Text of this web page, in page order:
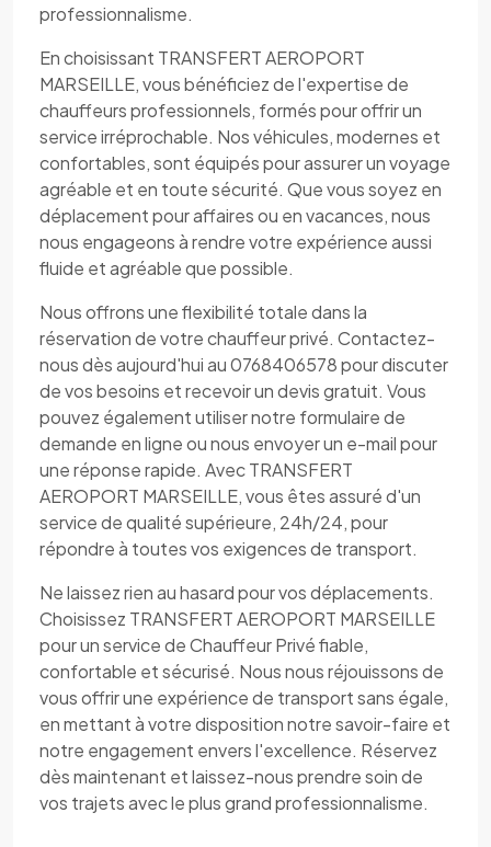
professionnalisme.
En choisissant TRANSFERT AEROPORT
MARSEILLE, vous bénéficiez de l'expertise de
chauffeurs professionnels, formés pour offrir un
service irréprochable. Nos véhicules, modernes et
confortables, sont équipés pour assurer un voyage
agréable et en toute sécurité. Que vous soyez en
déplacement pour affaires ou en vacances, nous
nous engageons à rendre votre expérience aussi
fluide et agréable que possible.
Nous offrons une flexibilité totale dans la
réservation de votre chauffeur privé. Contactez-
nous dès aujourd'hui au 0768406578 pour discuter
de vos besoins et recevoir un devis gratuit. Vous
pouvez également utiliser notre formulaire de
demande en ligne ou nous envoyer un e-mail pour
une réponse rapide. Avec TRANSFERT
AEROPORT MARSEILLE, vous êtes assuré d'un
service de qualité supérieure, 24h/24, pour
répondre à toutes vos exigences de transport.
Ne laissez rien au hasard pour vos déplacements.
Choisissez TRANSFERT AEROPORT MARSEILLE
pour un service de Chauffeur Privé fiable,
confortable et sécurisé. Nous nous réjouissons de
vous offrir une expérience de transport sans égale,
en mettant à votre disposition notre savoir-faire et
notre engagement envers l'excellence. Réservez
dès maintenant et laissez-nous prendre soin de
vos trajets avec le plus grand professionnalisme.